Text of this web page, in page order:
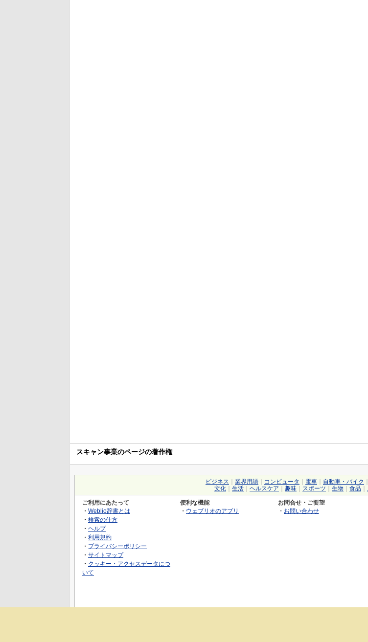
スキャン事業のページの著作権
ビジネス 業界用語 コンピュータ 電車 自動車・バイク
文化
生活 ヘルスケア 趣味 スポーツ 生物 食品
ご利用にあたって
・ Weblio辞書とは
・ 検索の仕方
・ ヘルプ
・ 利用規約
・ プライバシーポリシー
・ サイトマップ
・ クッキー・アクセスデータにつ
いて
便利な機能
・ ウェブリオのアプリ
お問合せ・ご要望
・ お問い合わせ